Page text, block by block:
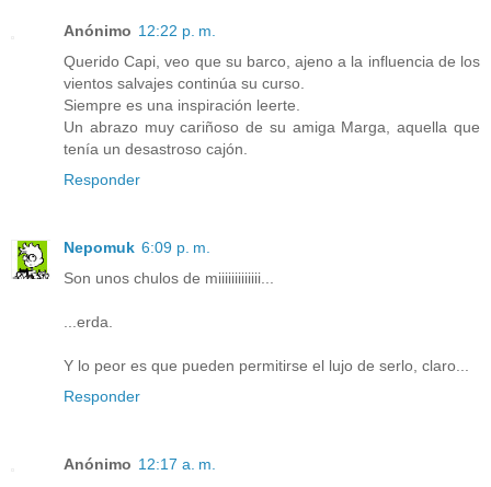
Anónimo 12:22 p. m.
Querido Capi, veo que su barco, ajeno a la influencia de los
vientos salvajes continúa su curso.
Siempre es una inspiración leerte.
Un abrazo muy cariñoso de su amiga Marga, aquella que
tenía un desastroso cajón.
Responder
Nepomuk 6:09 p. m.
Son unos chulos de miiiiiiiiiiiii...
...erda.
Y lo peor es que pueden permitirse el lujo de serlo, claro...
Responder
Anónimo 12:17 a. m.